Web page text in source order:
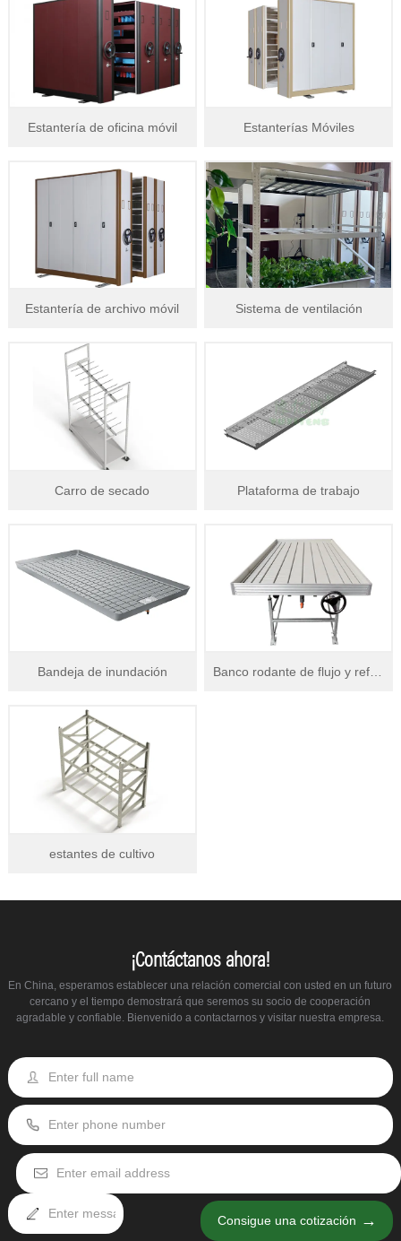
Estantería de oficina móvil Estanterías Móviles
Estantería de archivo móvil Sistema de ventilación
Carro de secado Plataforma de trabajo
Bandeja de inundación
estantes de cultivo
¡Contáctanos ahora!
En China, esperamos establecer una relación comercial con usted en un futuro
cercano y el tiempo demostrará que seremos su socio de cooperación
agradable y confiable. Bienvenido a contactarnos y visitar nuestra empresa.
Consigue una cotización →